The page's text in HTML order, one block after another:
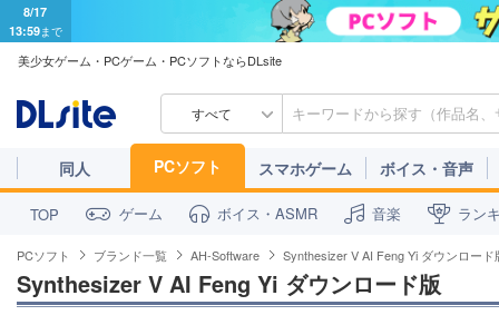
8/17
13:59まで
美少女ゲーム・PCゲーム・PCソフトならDLsite
すべて
同人 PCソフト スマホゲーム ボイス・音声
TOP ゲーム ボイス・ASMR 音楽 ラン
PCソフト ブランド一覧 AH-Software Synthesizer V AI Feng Yi ダウンロード
Synthesizer V AI Feng Yi ダウンロード版